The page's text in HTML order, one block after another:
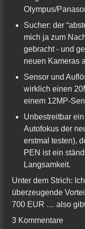
Olympus/
Sucher: der
mich ja zum
gebracht - und
neuen Kameras
Sensor und
wirklich einen
einem 12MP-
Unbestreitbar
Autofokus der
erstmal testen),
PEN ist ein
Langsamkeit.
Unter dem Strich:
überzeugende
700 EUR … also
3 Kommentare